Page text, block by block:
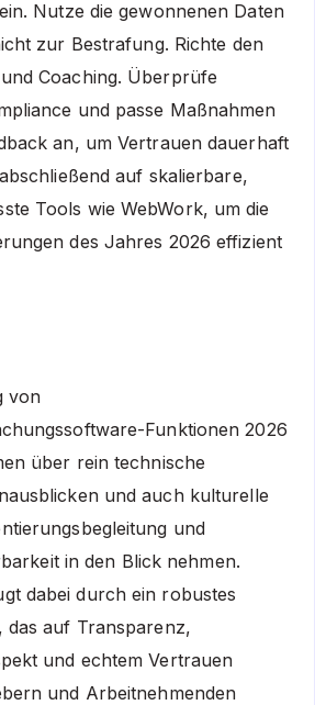
Nutze die gewonnenen Daten
zur Bestrafung. Richte den
Coaching. Überprüfe
und passe Maßnahmen
an, um Vertrauen dauerhaft
auf skalierbare,
Tools wie WebWork, um die
des Jahres 2026 effizient
von
Funktionen 2026
über rein technische
und auch kulturelle
und
in den Blick nehmen.
dabei durch ein robustes
das auf Transparenz,
und echtem Vertrauen
und Arbeitnehmenden